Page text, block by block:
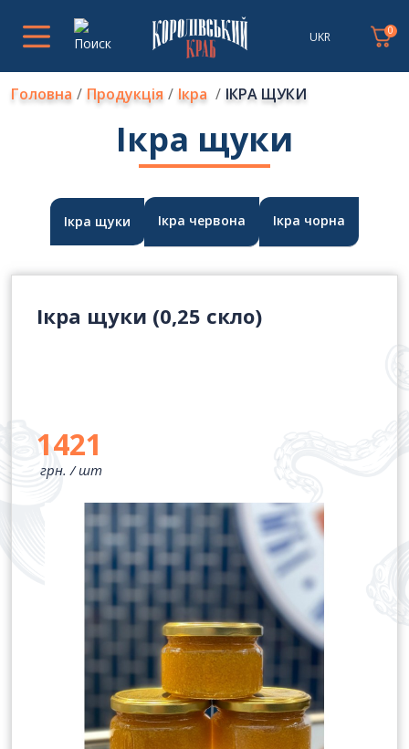
UKR 0
Головна Продукція Ікра ІКРА ЩУКИ
Ікра щуки
Ікра червона Ікра чорна
Ікра щуки
Ікра щуки (0,25 скло)
1421
грн. /шт